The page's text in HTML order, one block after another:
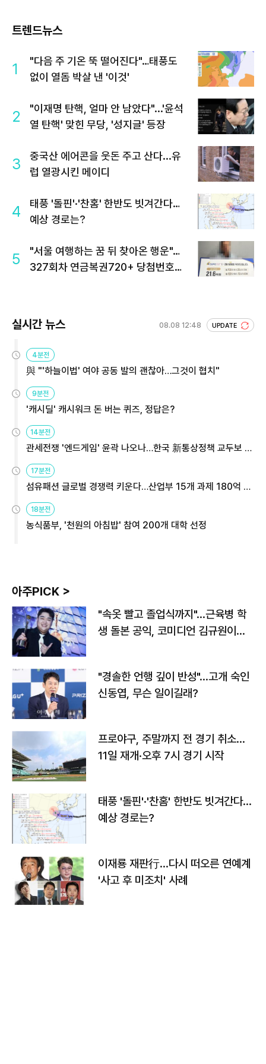
트렌드뉴스
1
"다음 주 기온 뚝 떨어진다"…태풍도
없이 열돔 박살 낸 '이것'
2
"이재명 탄핵, 얼마 안 남았다"...'윤석
열 탄핵' 맞힌 무당, '성지글' 등장
3
중국산 에어콘을 웃돈 주고 산다...유
럽 열광시킨 메이디
4
태풍 '돌핀'·'찬홈' 한반도 빗겨간다…
예상 경로는?
5
"서울 여행하는 꿈 뒤 찾아온 행운"…
327회차 연금복권720+ 당첨번호조
실시간 뉴스 08.08 12:48 UPDATE
4분전
與 "'하늘이법' 여야 공동 발의 괜찮아…그것이 협치"
9분전
'캐시딜' 캐시워크 돈 버는 퀴즈, 정답은?
14분전
관세전쟁 '엔드게임' 윤곽 나오나…한국 新통상정책 교두보 활
용해야
17분전
섬유패션 글로벌 경쟁력 키운다…산업부 15개 과제 180억 지
원
18분전
농식품부, '천원의 아침밥' 참여 200개 대학 선정
아주PICK >
"속옷 빨고 졸업식까지"…근육병 학
생 돌본 공익, 코미디언 김규원이었
"경솔한 언행 깊이 반성"…고개 숙인
신동엽, 무슨 일이길래?
프로야구, 주말까지 전 경기 취소…
11일 재개·오후 7시 경기 시작
태풍 '돌핀'·'찬홈' 한반도 빗겨간다…
예상 경로는?
이재룡 재판行…다시 떠오른 연예계
'사고 후 미조치' 사례